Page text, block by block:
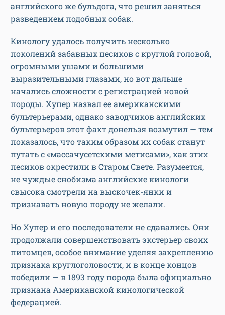
английского же бульдога, что решил заняться
разведением подобных собак.
Кинологу удалось получить несколько
поколений забавных песиков с круглой головой,
огромными ушами и большими
выразительными глазами, но вот дальше
начались сложности с регистрацией новой
породы. Хупер назвал ее американскими
бультерьерами, однако заводчиков английских
бультерьеров этот факт донельзя возмутил — тем
показалось, что таким образом их собак станут
путать с «массачусетскими метисами», как этих
песиков окрестили в Старом Свете. Разумеется,
не чуждые снобизма английские кинологи
свысока смотрели на выскочек-янки и
признавать новую породу не желали.
Но Хупер и его последователи не сдавались. Они
продолжали совершенствовать экстерьер своих
питомцев, особое внимание уделяя закреплению
признака круглоголовости, и в конце концов
победили — в 1893 году порода была официально
признана Американской кинологической
федерацией.